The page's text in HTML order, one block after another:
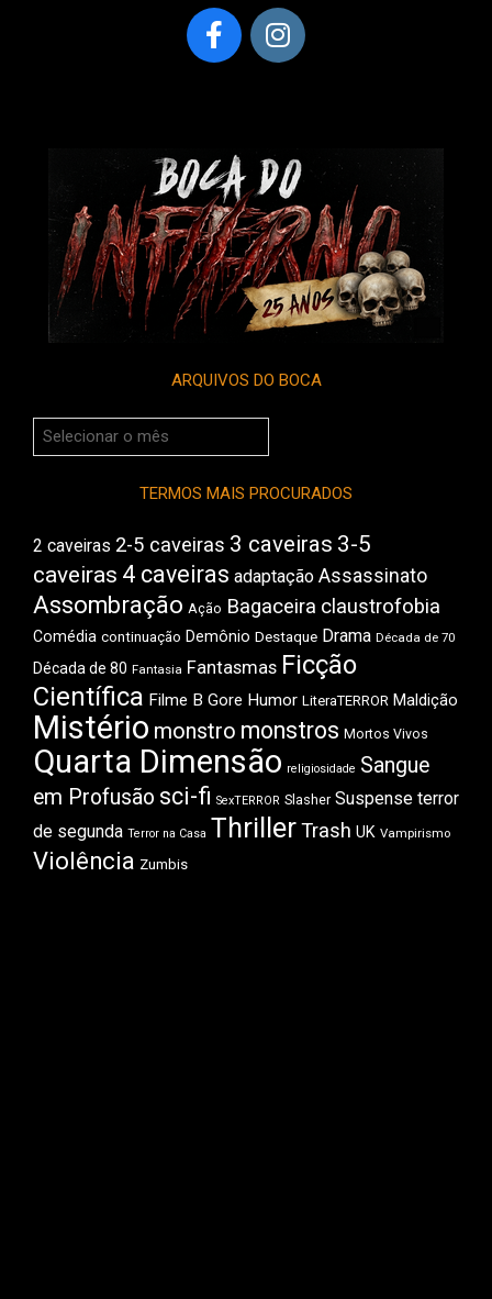
ARQUIVOS DO BOCA
Arquivos
do
TERMOS MAIS PROCURADOS
2 caveiras 2-5 caveiras 3 caveiras 3-5
caveiras 4 caveiras adaptação Assassinato
Assombração Ação Bagaceira claustrofobia
Comédia continuação Demônio Destaque Drama Década de 70
Década de 80 Fantasia Fantasmas Ficção
Científica Filme B Gore Humor LiteraTERROR Maldição
Mistério monstro monstros Mortos Vivos
Quarta Dimensão religiosidade Sangue
em Profusão sci-fi SexTERROR Slasher Suspense terror
de segunda Terror na Casa ThrillerTrash UK Vampirismo
Violência Zumbis